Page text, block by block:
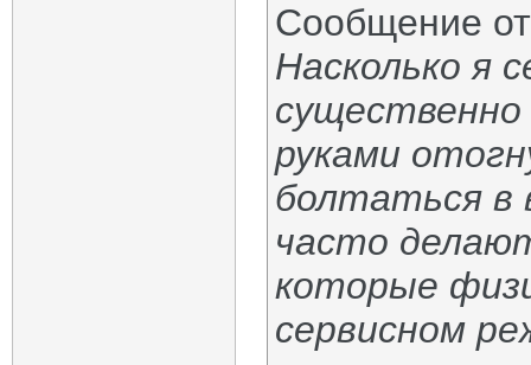
Сообщение
Насколько я
существенно
руками
болтаться в
часто
которые
сервисном